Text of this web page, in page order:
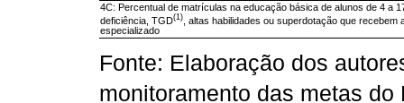
4C: Percentual de matrículas na educação básica de alunos de 4 a
deficiência, TGD(1) , altas habilidades ou superdotação que recebem
especializado
Fonte: Elaboração dos
monitoramento das metas do